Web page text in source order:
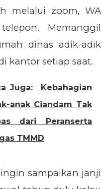
melalui zoom, WA
Memanggil
dinas adik-adik
kantor setiap saat.
Juga:
Kebahagian
anak Ciandam Tak
dari Peranserta
TMMD
ingin sampaikan janji